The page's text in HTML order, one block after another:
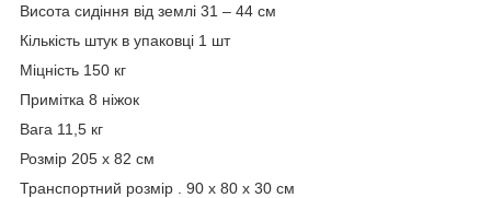
Висота сидіння від землі 31 – 44 см
Кількість штук в упаковці 1 шт
Міцність 150 кг
Примітка 8 ніжок
Вага 11,5 кг
Розмір 205 х 82 см
Транспортний розмір . 90 х 80 х 30 см